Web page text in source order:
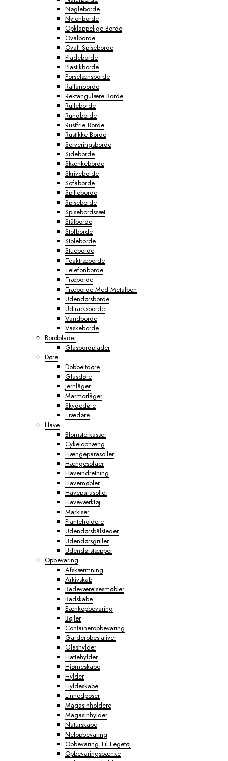
Nøgleborde
Nylonborde
Opklappelige Borde
Ovalborde
Ovalt Spiseborde
Pladeborde
Plastikborde
Porselænsborde
Rattanborde
Rektangulære Borde
Rulleborde
Rundborde
Rustfrie Borde
Rustikke Borde
Serveringsborde
Sideborde
Skænkeborde
Skriveborde
Sofaborde
Spilleborde
Spiseborde
Spisebordssæt
Stålborde
Stofborde
Stoleborde
Stueborde
Teaktræborde
Telefonborde
Træborde
Træborde Med Metalben
Udendørsborde
Udtræksborde
Vandborde
Vaskeborde
Bordplader
Glasbordplader
Døre
Dobbeltdøre
Glasdøre
Jernlåger
Marmorlåger
Skydedøre
Trædøre
Have
Blomsterkasser
Cykelophæng
Hængeparasoller
Hængesofaer
Haveindretning
Havemøbler
Haveparasoller
Haveværktøj
Markiser
Planteholdere
Udendørsbålsteder
Udendørsgriller
Udendørstæpper
Opbevaring
Afskærmning
Arkivskab
Badeværelsesmøbler
Badskabe
Bænkopbevaring
Bøjler
Containeropbevaring
Garderobestativer
Glashylder
Hattehylder
Hjørneskabe
Hylder
Hyldeskabe
Linnedposer
Magasinholdere
Magasinhylder
Naturskabe
Netopbevaring
Opbevaring Til Legetøj
Opbevaringsbænke